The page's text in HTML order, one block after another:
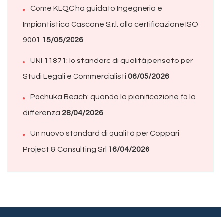
Come KLQC ha guidato Ingegneria e
Impiantistica Cascone S.r.l. alla certificazione ISO
9001 15/05/2026
UNI 11871: lo standard di qualità pensato per
Studi Legali e Commercialisti 06/05/2026
Pachuka Beach: quando la pianificazione fa la
differenza 28/04/2026
Un nuovo standard di qualità per Coppari
Project & Consulting Srl 16/04/2026